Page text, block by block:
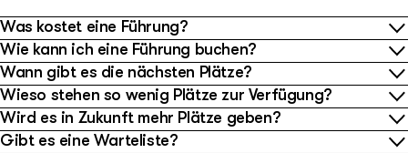
Was kostet eine Führung?
Wie kann ich eine Führung buchen?
Wann gibt es die nächsten Plätze?
Wieso stehen so wenig Plätze zur Verfügung?
Wird es in Zukunft mehr Plätze geben?
Gibt es eine Warteliste?